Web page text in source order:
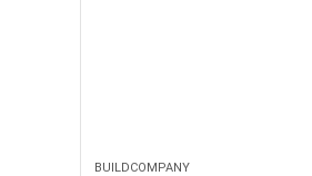
BUILDCOMPANY